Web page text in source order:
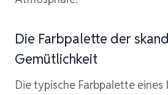
Die Farbpalette der
Gemütlichkeit
Die typische Farbpalette